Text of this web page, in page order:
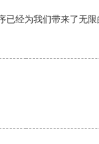
经为我们带来了无限